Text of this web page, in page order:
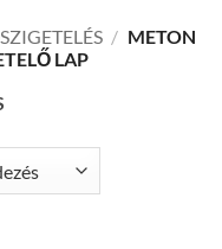
/ METON
LAP